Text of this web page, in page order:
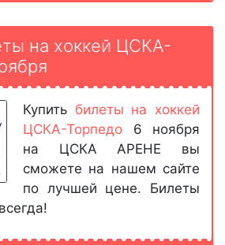
на хоккей ЦСКА-
Купить билеты на хоккей
ЦСКА-Торпедо 6 ноября
на ЦСКА АРЕНЕ вы
сможете на нашем сайте
по лучшей цене. Билеты